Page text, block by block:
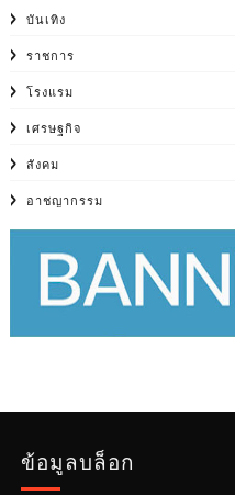
บันเทิง
ราชการ
โรงแรม
เศรษฐกิจ
สังคม
อาชญากรรม
ข้อมูลบล็อก